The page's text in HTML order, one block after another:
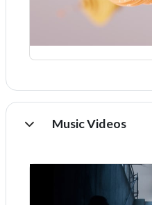
EinklappenMusic Videos